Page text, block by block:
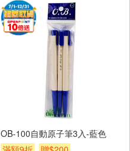
OB-100自動原子筆3入-藍色